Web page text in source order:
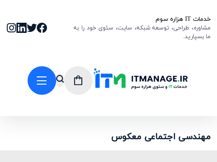
خدمات IT هزاره سوم
مشاوره، طراحی، توسعه شبکه، سایت، سئوی خود را به
ما بسپارید.
مهندسی اجتماعی معکوس